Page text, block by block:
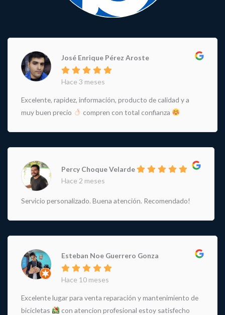
José Enrique Pérez Aroste
Hace 3 meses
Excelente, rapidez, información, producto de calidad y a
muy buen precio
compren con total confianza
Percy Choque Velarde
Hace 2 meses
Servicio personalizado. Buena atención. Recomendado!
Esteban Noe Guerrero Gonza
Hace 10 meses
Excelente lugar para venta reparación y mantenimiento de
bicicletas
con atencion profesional estoy satisfecho